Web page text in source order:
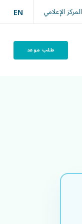
المركز الإعلامي EN
طلب موعد